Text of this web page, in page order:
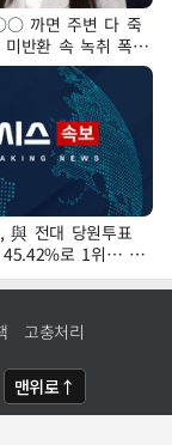
까면 주변 다 죽
반환 속 녹취 폭로
與 전대 당원투표
45.42%로 1위… 정
고충처리
맨위로↑